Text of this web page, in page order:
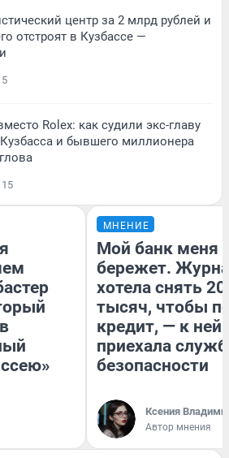
центр за 2 млрд рублей и
отстроят в Кузбассе —
5
Rolex: как судили экс-главу
и бывшего миллионера
15
МНЕНИЕ
Мой банк меня
бережет.
хотела снять
тысяч, чтобы
кредит, — к
приехала
безопасности
Ксения
Автор мнения